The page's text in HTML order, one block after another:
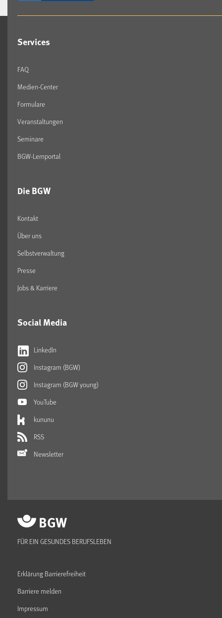
Services
FAQ
Medien-Center
Formulare
Veranstaltungen
Seminare
BGW-Lernportal
Die BGW
Kontakt
Über uns
Selbstverwaltung
Presse
Jobs & Karriere
Social Media
LinkedIn
Instagram (BGW)
Instagram (BGW young)
YouTube
kununu
RSS
Newsletter
FÜR EIN GESUNDES BERUFSLEBEN
Erklärung Barrierefreiheit
Barriere melden
Impressum